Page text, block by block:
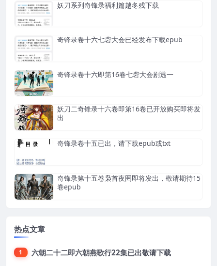
妖刀系列奇锋录福利篇越冬残下载
奇锋录卷十六七砦大会已经发布下载epub
奇锋录卷十六即第16卷七砦大会剧透一
妖刀二奇锋录十六卷即第16卷已开放购买即将发
出
奇锋录卷十五已出，请下载epub或txt
奇锋录第十五卷枭首夜罔即将发出，敬请期待15
卷epub
热点文章
1 六朝二十二即六朝燕歌行22集已出敬请下载